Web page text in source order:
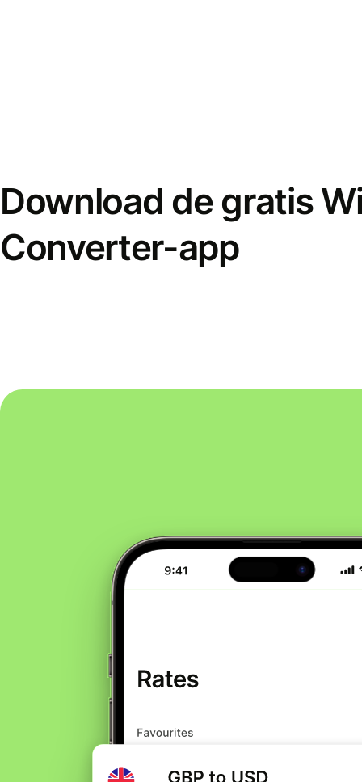
Download de gratis
Converter-app